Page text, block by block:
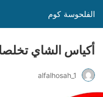
الفلحوسة كوم
أكياس الشاي
alfalhosah_1